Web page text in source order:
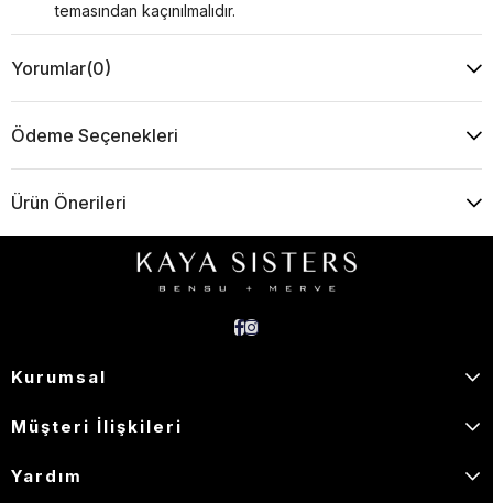
temasından kaçınılmalıdır.
Yorumlar(0)
Ödeme Seçenekleri
Ürün Önerileri
Kurumsal
Müşteri İlişkileri
Yardım